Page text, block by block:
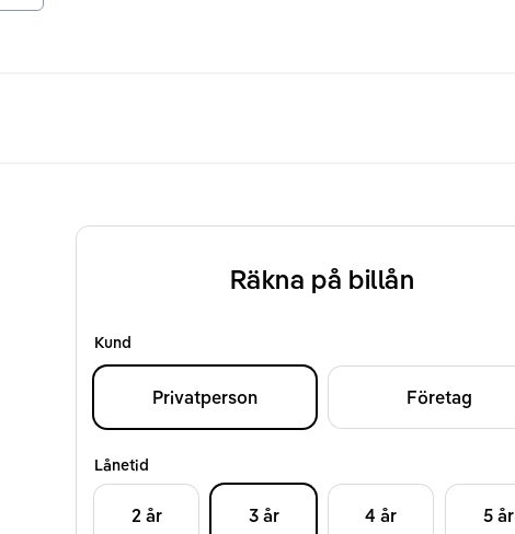
Räkna på billån
Kund
Privatperson Företag
Lånetid
2 år 3 år 4 år 5 år